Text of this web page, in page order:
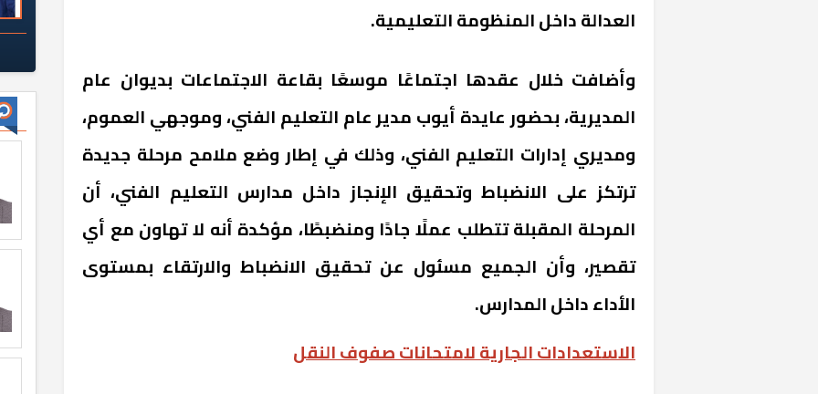
العدالة داخل المنظومة التعليمية.
وأضافت خلال عقدها اجتماعًا موسعًا بقاعة الاجتماعات بديوان عام
المديرية، بحضور عايدة أيوب مدير عام التعليم الفني، وموجهي العموم،
ومديري إدارات التعليم الفني، وذلك في إطار وضع ملامح مرحلة جديدة
ترتكز على الانضباط وتحقيق الإنجاز داخل مدارس التعليم الفني، أن
المرحلة المقبلة تتطلب عملًا جادًا ومنضبطًا، مؤكدة أنه لا تهاون مع أي
تقصير، وأن الجميع مسئول عن تحقيق الانضباط والارتقاء بمستوى
الأداء داخل المدارس.
الاستعدادات الجارية لامتحانات صفوف النقل